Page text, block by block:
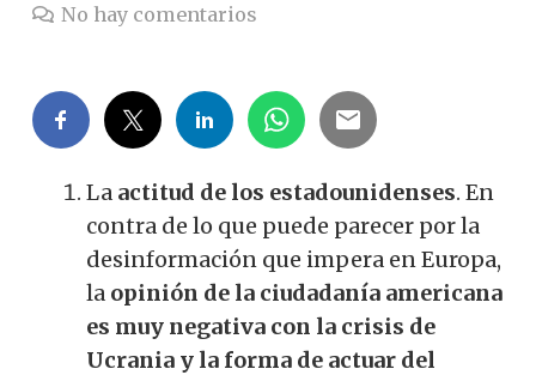
No hay comentarios
La actitud de los estadounidenses. En
contra de lo que puede parecer por la
desinformación que impera en Europa,
la opinión de la ciudadanía americana
es muy negativa con la crisis de
Ucrania y la forma de actuar del